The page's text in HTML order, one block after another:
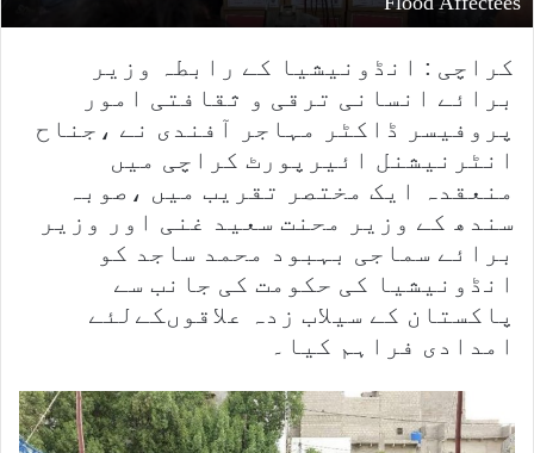
کراچی : انڈونیشیا کے رابطہ وزیر
برائے انسانی ترقی و ثقافتی امور
پروفیسر ڈاکٹر مہاجر آفندی نے ،جناح
انٹرنیشنل ائیرپورٹ کراچی میں
منعقدہ ایک مختصر تقریب میں ،صوبہ
سندھ کے وزیر محنت سعید غنی اور وزیر
برائے سماجی بہبود محمد ساجد کو
انڈونیشیا کی حکومت کی جانب سے
پاکستان کے سیلاب زدہ علاقوںکےلئے
امدادی فراہم کیا۔